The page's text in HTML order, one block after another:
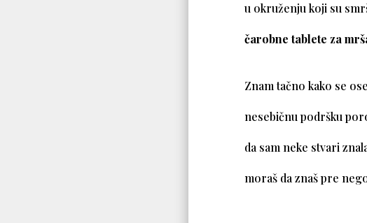
u okruženju koji su
čarobne tablete za
Znam tačno kako se
nesebičnu podršku
da sam neke stvari
moraš da znaš pre